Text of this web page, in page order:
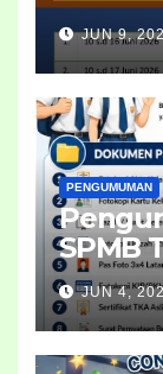
II 2026
JUN 9,
PENGUMUMAN
SPMB
2026
JUN 4,